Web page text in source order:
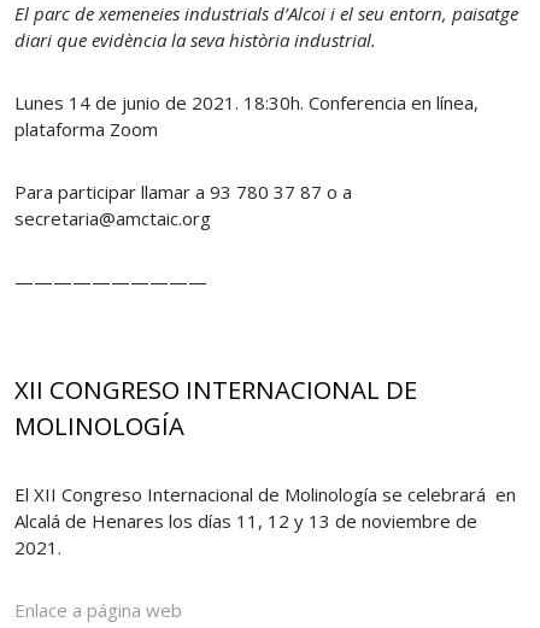
El parc de xemeneies industrials d’Alcoi i el seu entorn, paisatge
diari que evidència la seva història industrial.
Lunes 14 de junio de 2021. 18:30h. Conferencia en línea,
plataforma Zoom
Para participar llamar a 93 780 37 87 o a
secretaria@amctaic.org
——————————
XII CONGRESO INTERNACIONAL DE
MOLINOLOGÍA
El XII Congreso Internacional de Molinología se celebrará en
Alcalá de Henares los días 11, 12 y 13 de noviembre de
2021.
Enlace a página web